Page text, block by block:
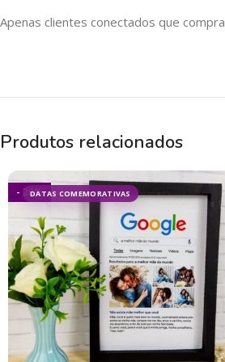
Apenas clientes conectados que
Produtos relacionados
DATAS COMEMORATIVAS
- 20%